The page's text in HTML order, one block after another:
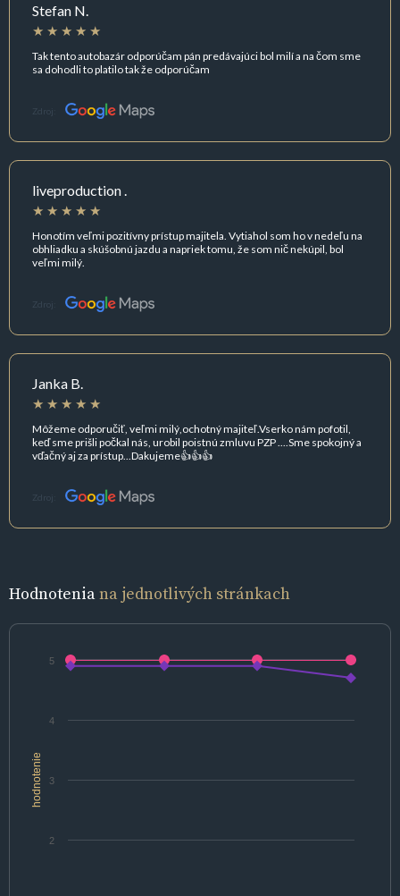
Stefan N.
Tak tento autobazár odporúčam pán predávajúci bol milí a na čom sme
sa dohodli to platilo tak že odporúčam
Zdroj:
liveproduction .
Honotím veľmi pozitívny prístup majitela. Vytiahol som ho v nedeľu na
obhliadku a skúšobnú jazdu a napriek tomu, že som nič nekúpil, bol
veľmi milý.
Zdroj:
Janka B.
Môžeme odporučiť, veľmi milý,ochotný majiteľ.Vserko nám pofotil,
keď sme prišli počkal nás, urobil poistnú zmluvu PZP ....Sme spokojný a
vďačný aj za prístup...Dakujeme👍👍👍
Zdroj:
Hodnoteniana jednotlivých stránkach
hodnotenie
2
3
4
5